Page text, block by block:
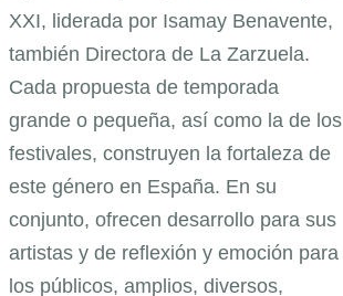
XXI, liderada por Isamay Benavente,
también Directora de La Zarzuela.
Cada propuesta de temporada
grande o pequeña, así como la de los
festivales, construyen la fortaleza de
este género en España. En su
conjunto, ofrecen desarrollo para sus
artistas y de reflexión y emoción para
los públicos, amplios, diversos,